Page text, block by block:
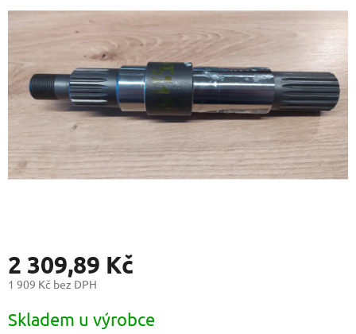
2 309,89 Kč
1 909 Kč bez DPH
cena:
Skladem u výrobce